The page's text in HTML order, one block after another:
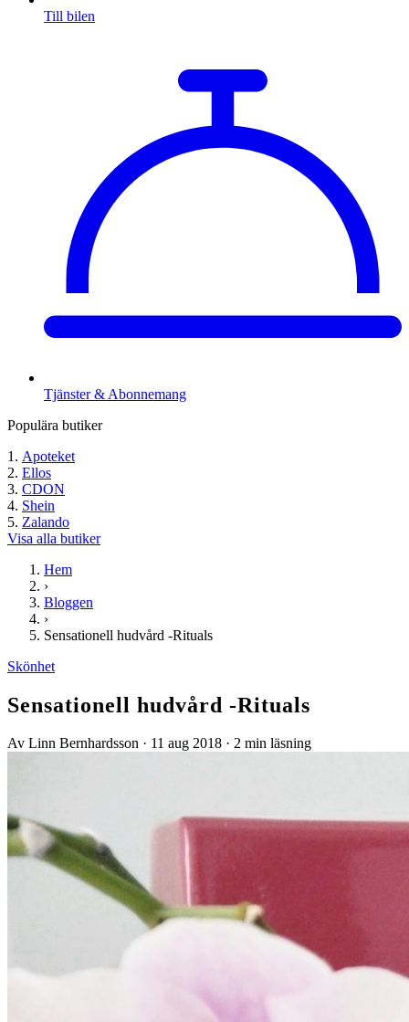
Till bilen
Tjänster & Abonnemang
Populära butiker
Apoteket
Ellos
CDON
Shein
Zalando
Visa alla butiker
Hem
›
Bloggen
›
Sensationell hudvård -Rituals
Skönhet
Sensationell hudvård -Rituals
Av Linn Bernhardsson · 11 aug 2018 · 2 min läsning